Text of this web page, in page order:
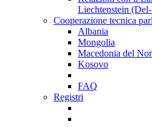
Liechtenstein
Cooperazione tecnica
Albania
Mongolia
Macedonia del
Kosovo
FAQ
Registri